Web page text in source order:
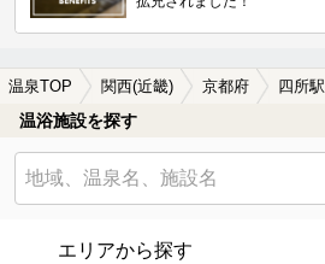
温泉TOP 関西(近畿) 京都府 四所駅
温浴施設を探す
エリアから探す